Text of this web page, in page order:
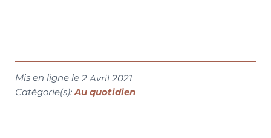
Mis en ligne le 2 Avril 2021
Catégorie(s):Au quotidien